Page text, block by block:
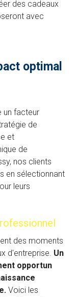
des cadeaux
avec
optimal
un facteur
de
et
de
nos clients
en sélectionnant
leurs
des moments
d'entreprise. Un
opportun
Voici les